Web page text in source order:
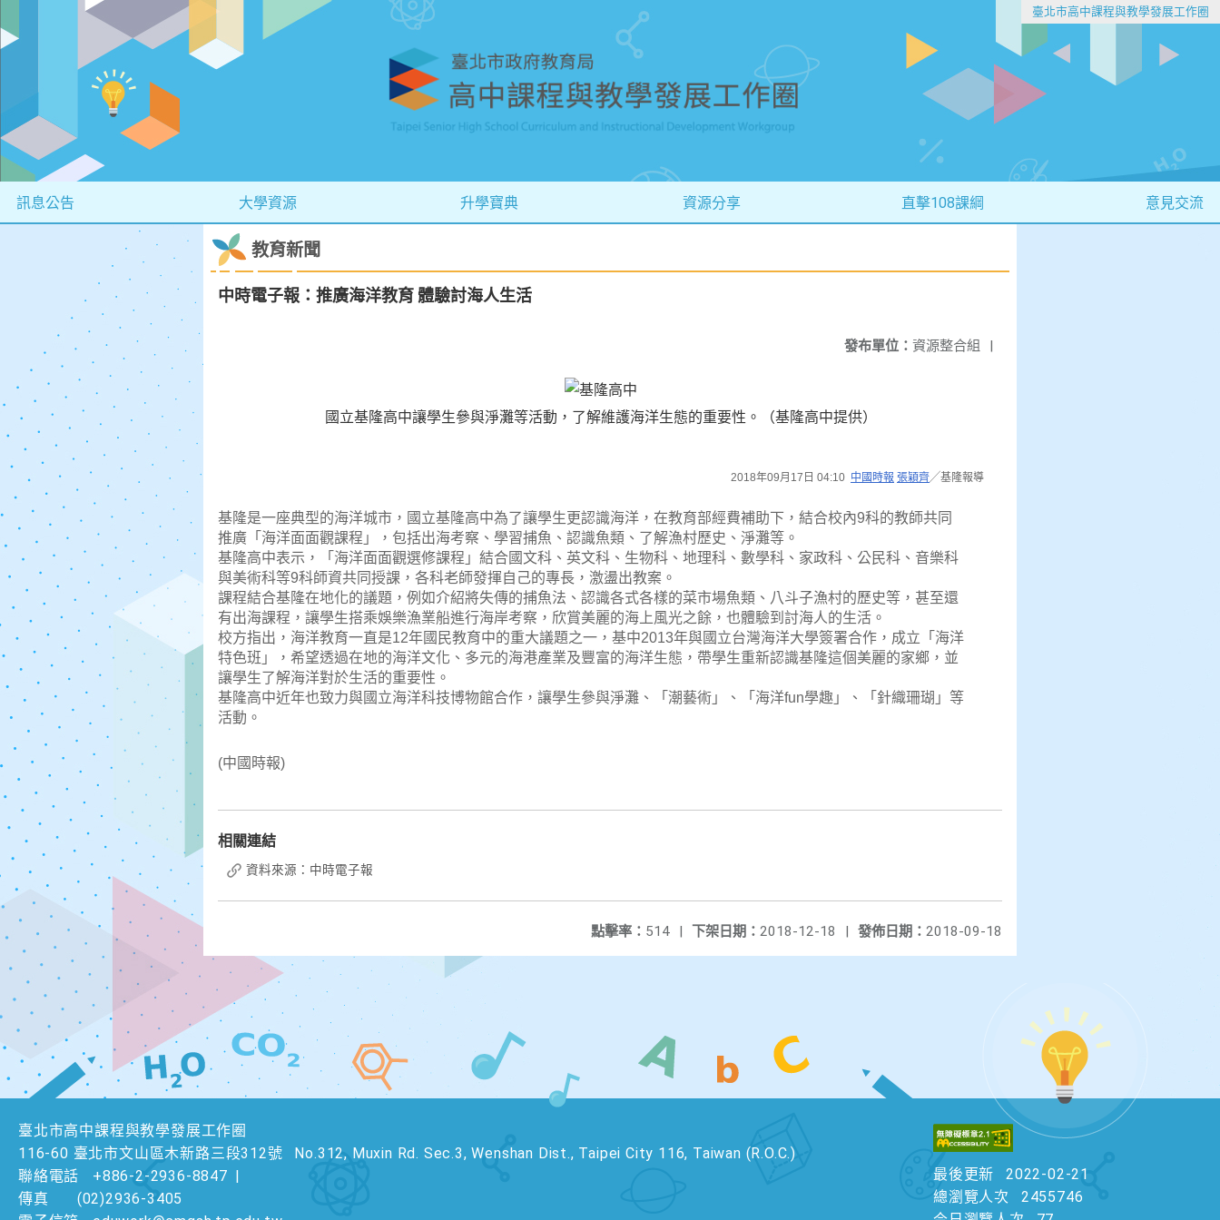
臺北市高中課程與教學發展工作圈
訊息公告 大學資源 升學寶典 資源分享 直擊108課綱 意見交流
教育新聞
中時電子報：推廣海洋教育 體驗討海人生活
發布單位： 資源整合組 |
國立基隆高中讓學生參與淨灘等活動，了解維護海洋生態的重要性。（基隆高中提供）
2018年09月17日 04:10 中國時報 張穎齊╱基隆報導
基隆是一座典型的海洋城市，國立基隆高中為了讓學生更認識海洋，在教育部經費補助下，結合校內9科的教師共同
推廣「海洋面面觀課程」，包括出海考察、學習捕魚、認識魚類、了解漁村歷史、淨灘等。
基隆高中表示，「海洋面面觀選修課程」結合國文科、英文科、生物科、地理科、數學科、家政科、公民科、音樂科
與美術科等9科師資共同授課，各科老師發揮自己的專長，激盪出教案。
課程結合基隆在地化的議題，例如介紹將失傳的捕魚法、認識各式各樣的菜市場魚類、八斗子漁村的歷史等，甚至還
有出海課程，讓學生搭乘娛樂漁業船進行海岸考察，欣賞美麗的海上風光之餘，也體驗到討海人的生活。
校方指出，海洋教育一直是12年國民教育中的重大議題之一，基中2013年與國立台灣海洋大學簽署合作，成立「海洋
特色班」，希望透過在地的海洋文化、多元的海港產業及豐富的海洋生態，帶學生重新認識基隆這個美麗的家鄉，並
讓學生了解海洋對於生活的重要性。
基隆高中近年也致力與國立海洋科技博物館合作，讓學生參與淨灘、「潮藝術」、「海洋fun學趣」、「針織珊瑚」等
活動。
(中國時報)
相關連結
資料來源：中時電子報
發佈日期： 2018-09-18
下架日期： 2018-12-18 |
點擊率： 514 |
臺北市高中課程與教學發展工作圈
116-60 臺北市文山區木新路三段312號
No.312, Muxin Rd. Sec.3, Wenshan Dist., Taipei City 116, Taiwan (R.O.C.)
聯絡電話
+886-2-2936-8847 |
傳真
(02)2936-3405
最後更新
2022-02-21
總瀏覽人次
2455746